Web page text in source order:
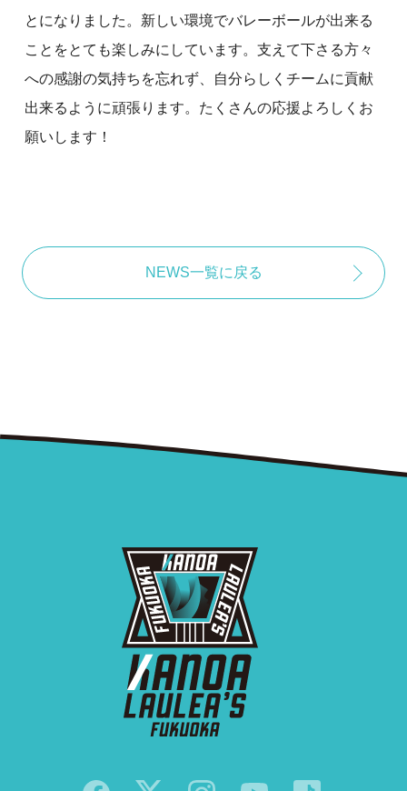
とになりました。新しい環境でバレーボールが出来る
ことをとても楽しみにしています。支えて下さる方々
への感謝の気持ちを忘れず、自分らしくチームに貢献
出来るように頑張ります。たくさんの応援よろしくお
願いします！
NEWS一覧に戻る